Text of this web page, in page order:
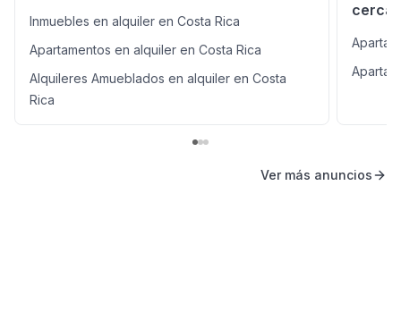
Inmuebles en alquiler en Costa Rica
Apartamentos en alquiler en Costa Rica
Alquileres Amueblados en alquiler en Costa
Rica
Ver más anuncios